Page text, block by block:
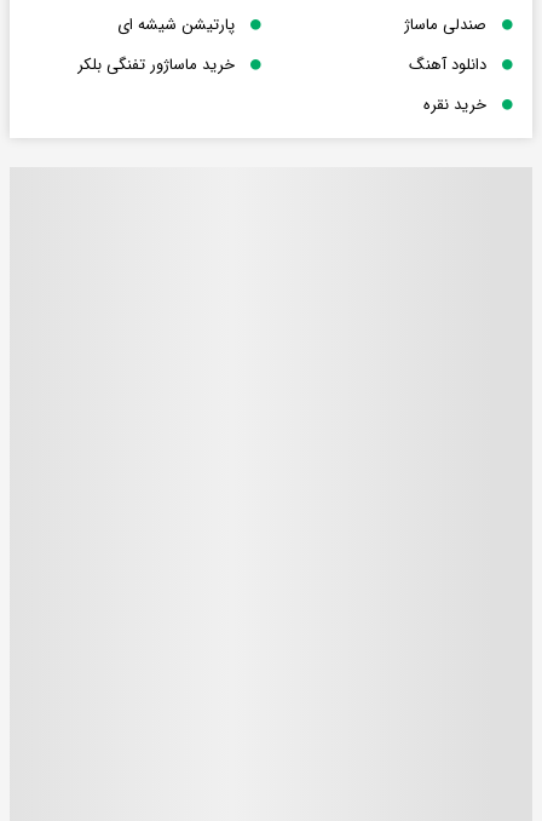
صندلی ماساژ
پارتیشن شیشه ای
دانلود آهنگ
خرید ماساژور تفنگی بلکر
خرید نقره